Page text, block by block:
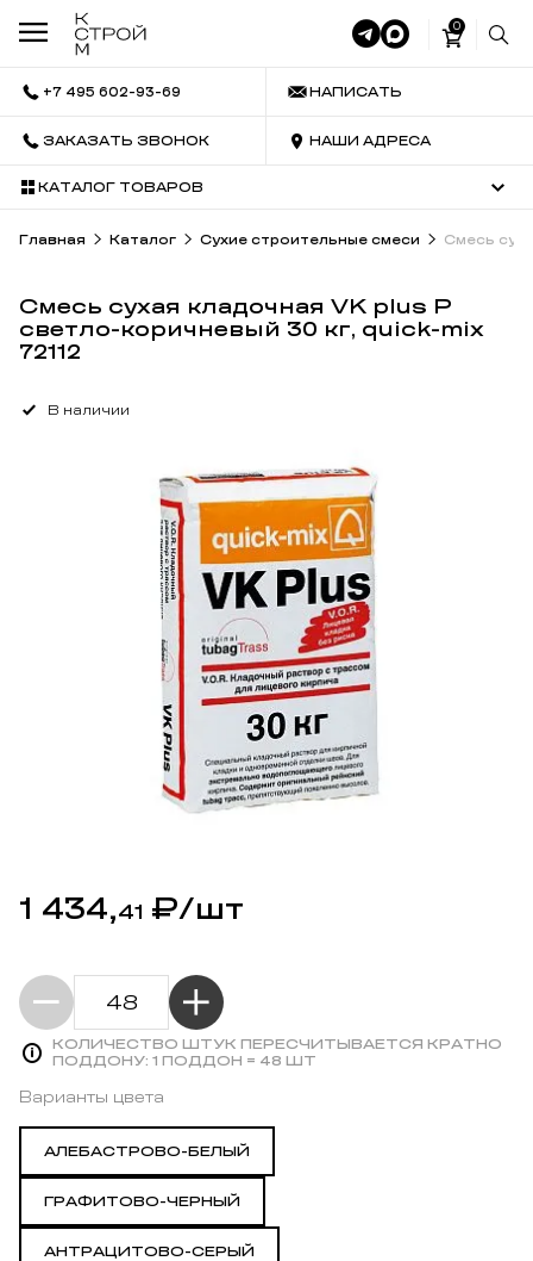
0
+7 495 602-93-69 НАПИСАТЬ
ЗАКАЗАТЬ ЗВОНОК НАШИ АДРЕСА
КАТАЛОГ ТОВАРОВ
Главная Каталог Сухие строительные смеси Смесь
Смесь cухая кладочная VK plus P
светло-коричневый 30 кг, quick-mix
72112
В наличии
1 434,41 ₽/шт
Варианты цвета
АЛЕБАСТРОВО-БЕЛЫЙ
ГРАФИТОВО-ЧЕРНЫЙ
АНТРАЦИТОВО-СЕРЫЙ
КОЛИЧЕСТВО ШТУК ПЕРЕСЧИТЫВАЕТСЯ КРАТНО
ПОДДОНУ: 1 ПОДДОН = 48 ШТ